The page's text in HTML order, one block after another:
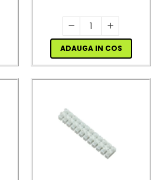
ADAUGA IN COS